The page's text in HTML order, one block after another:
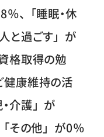
、「睡眠・休
と過ごす」が
格取得の勉
健康維持の活
介護」が
その他」が0％